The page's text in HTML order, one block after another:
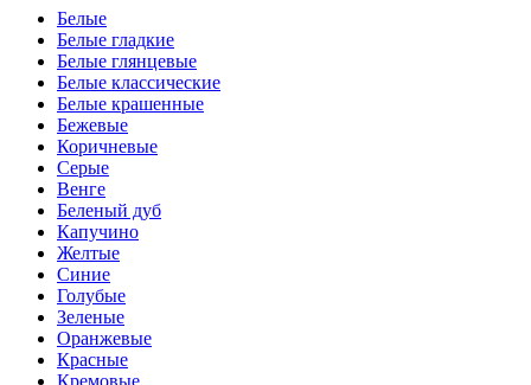
Белые
Белые гладкие
Белые глянцевые
Белые классические
Белые крашенные
Бежевые
Коричневые
Серые
Венге
Беленый дуб
Капучино
Желтые
Синие
Голубые
Зеленые
Оранжевые
Красные
Кремовые